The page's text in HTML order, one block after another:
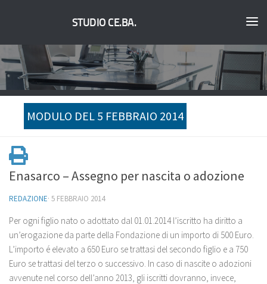
STUDIO CE.BA.
MODULO DEL 5 FEBBRAIO 2014
Enasarco – Assegno per nascita o adozione
REDAZIONE· 5 FEBBRAIO 2014
Per ogni figlio nato o adottato dal 01.01.2014 l’iscritto ha diritto a
un’erogazione da parte della Fondazione di un importo di 500 Euro.
L’importo é elevato a 650 Euro se trattasi del secondo figlio e a 750
Euro se trattasi del terzo o successivo. In caso di nascite o adozioni
avvenute nel corso dell’anno 2013, gli iscritti dovranno, invece,